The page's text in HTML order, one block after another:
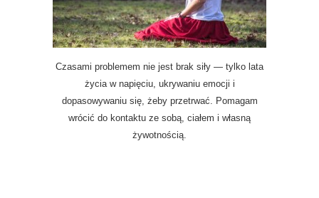
Czasami problemem nie jest brak siły — tylko lata
życia w napięciu, ukrywaniu emocji i
dopasowywaniu się, żeby przetrwać. Pomagam
wrócić do kontaktu ze sobą, ciałem i własną
żywotnością.